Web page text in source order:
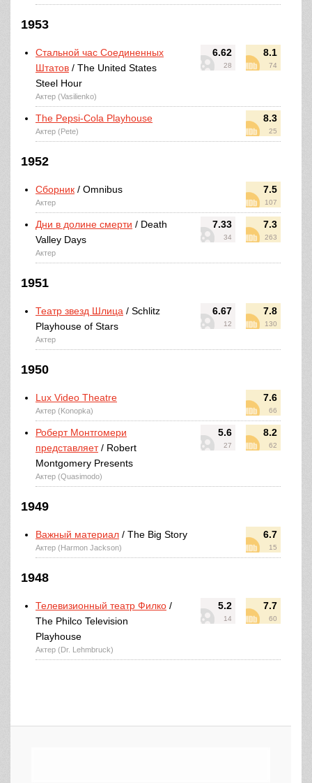
1953
6.62
28
8.1
74
Стальной час Соединенных
Штатов / The United States
Steel Hour
Актер (Vasilienko)
8.3
25
The Pepsi-Cola Playhouse
Актер (Pete)
1952
7.5
107
Сборник / Omnibus
Актер
7.33
34
7.3
263
Дни в долине смерти / Death
Valley Days
Актер
1951
6.67
12
7.8
130
Театр звезд Шлица / Schlitz
Playhouse of Stars
Актер
1950
7.6
66
Lux Video Theatre
Актер (Konopka)
5.6
27
8.2
62
Роберт Монтгомери
представляет/ Robert
Montgomery Presents
Актер (Quasimodo)
1949
6.7
15
Важный материал / The Big Story
Актер (Harmon Jackson)
1948
5.2
14
7.7
60
Телевизионный театр Филко /
The Philco Television
Playhouse
Актер (Dr. Lehmbruck)